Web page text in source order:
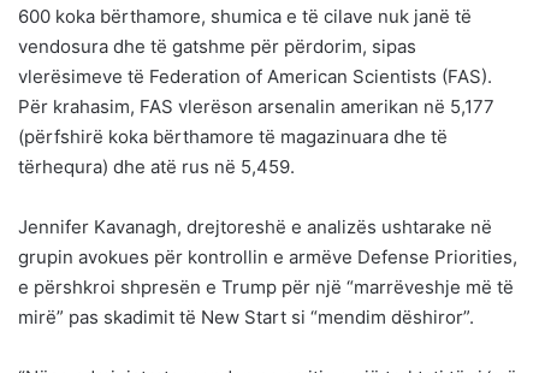
600 koka bërthamore, shumica e të cilave nuk janë të
vendosura dhe të gatshme për përdorim, sipas
vlerësimeve të Federation of American Scientists (FAS).
Për krahasim, FAS vlerëson arsenalin amerikan në 5,177
(përfshirë koka bërthamore të magazinuara dhe të
tërhequra) dhe atë rus në 5,459.
Jennifer Kavanagh, drejtoreshë e analizës ushtarake në
grupin avokues për kontrollin e armëve Defense Priorities,
e përshkroi shpresën e Trump për një “marrëveshje më të
mirë” pas skadimit të New Start si “mendim dëshiror”.